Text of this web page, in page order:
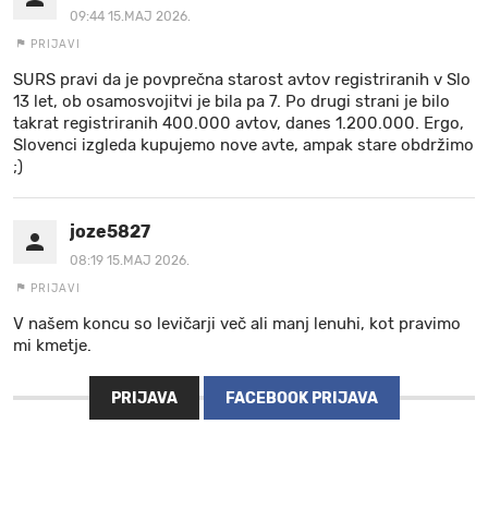
09:44 15.MAJ 2026.
PRIJAVI
SURS pravi da je povprečna starost avtov registriranih v Slo
13 let, ob osamosvojitvi je bila pa 7. Po drugi strani je bilo
takrat registriranih 400.000 avtov, danes 1.200.000. Ergo,
Slovenci izgleda kupujemo nove avte, ampak stare obdržimo
;)
joze5827
08:19 15.MAJ 2026.
PRIJAVI
V našem koncu so levičarji več ali manj lenuhi, kot pravimo
mi kmetje.
PRIJAVA FACEBOOK PRIJAVA